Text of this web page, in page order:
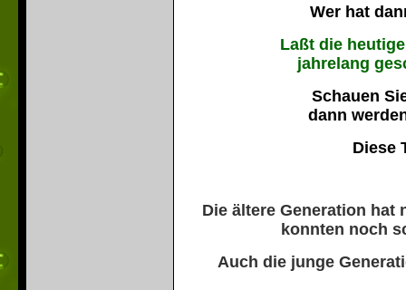
Wer hat
Laßt die
jahrelang
Schauen
dann
Diese
Die ältere Generation
konnten noch
Auch die junge